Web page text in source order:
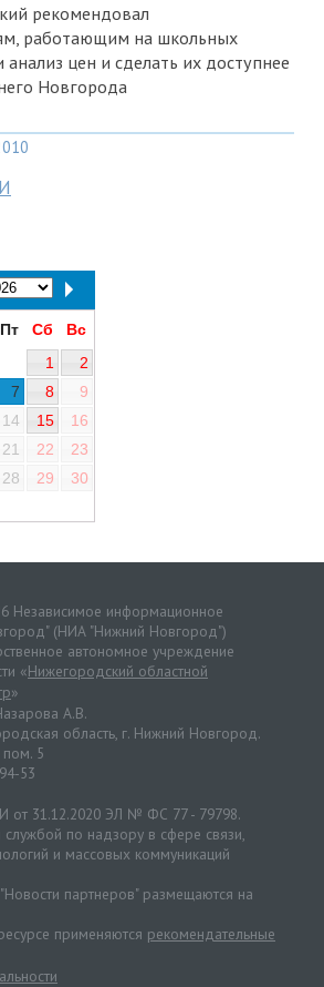
рекомендовал
работающим на школьных
анализ цен и сделать их доступнее
Новгорода
Пт Сб
Вс
1
2
7 8
9
14 15
16
21 22
23
28 29
30
Независимое информационное
(НИА "Нижний Новгород")
автономное учреждение
«Нижегородский областной
»
А.В.
область, г. Нижний Новгород.
пом. 5
53
от 31.12.2020 ЭЛ № ФС 77 - 79798.
по надзору в сфере связи,
и массовых коммуникаций
партнеров" размещаются на
применяются рекомендательные